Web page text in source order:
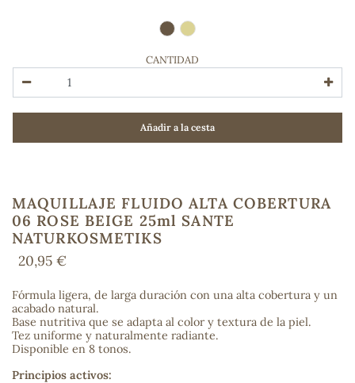
CANTIDAD
Añadir a la cesta
MAQUILLAJE FLUIDO ALTA COBERTURA
06 ROSE BEIGE 25ml SANTE
NATURKOSMETIKS
20,95 €
Fórmula ligera, de larga duración con una alta cobertura y un
acabado natural.
Base nutritiva que se adapta al color y textura de la piel.
Tez uniforme y naturalmente radiante.
Disponible en 8 tonos.
Principios activos: